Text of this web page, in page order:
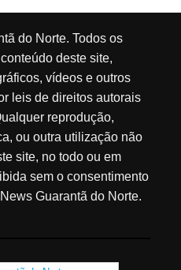
do Norte. Todos os
deste site,
vídeos e outros
leis de direitos autorais
reprodução,
ou outra utilização não
site, no todo ou em
sem o consentimento
Guarantã do Norte.